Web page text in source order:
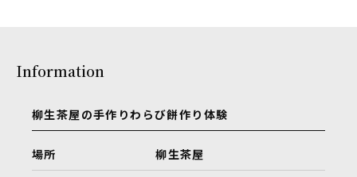
Information
柳生茶屋の手作りわらび餅作り体験
場所
柳生茶屋